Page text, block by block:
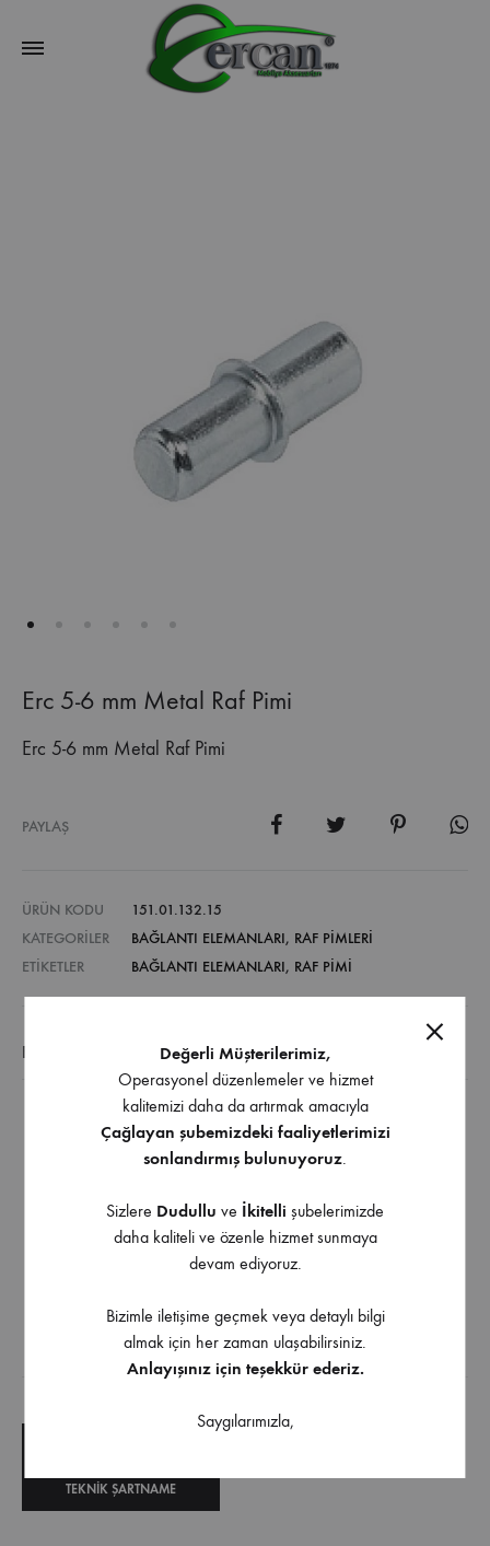
Erc 5-6 mm Metal Raf Pimi
Erc 5-6 mm Metal Raf Pimi
PAYLAŞ
ÜRÜN KODU
151.01.132.15
KATEGORILER
BAĞLANTI ELEMANLARI, RAF PIMLERI
ETIKETLER
BAĞLANTI ELEMANLARI, RAF PIMI
EK BILGI
Mobilya dolaplarında rafların altına konulan üründür.
Ürün kolay bir şekilde montaj edilmektedir.
İstediğiniz zaman olduğu yerden çıkartıp başka
yerlerde kullanabilirsiniz.
Bükülmeyen ve paslanmayan yapısıyla uzun yıllar
boyu size hizmet edecektir.
İndirilebilir İçerik
TEKNIK ŞARTNAME
Değerli Müşterilerimiz,
Operasyonel düzenlemeler ve hizmet
kalitemizi daha da artırmak amacıyla
Çağlayan şubemizdeki faaliyetlerimizi
sonlandırmış bulunuyoruz.
Sizlere Dudullu ve İkitelli şubelerimizde
daha kaliteli ve özenle hizmet sunmaya
devam ediyoruz.
Bizimle iletişime geçmek veya detaylı bilgi
almak için her zaman ulaşabilirsiniz.
Anlayışınız için teşekkür ederiz.
Saygılarımızla,